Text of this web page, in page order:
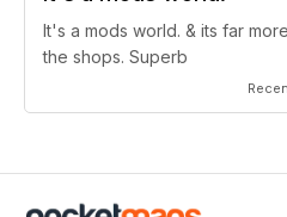
It's a mods world. & its far
the shops. Superb